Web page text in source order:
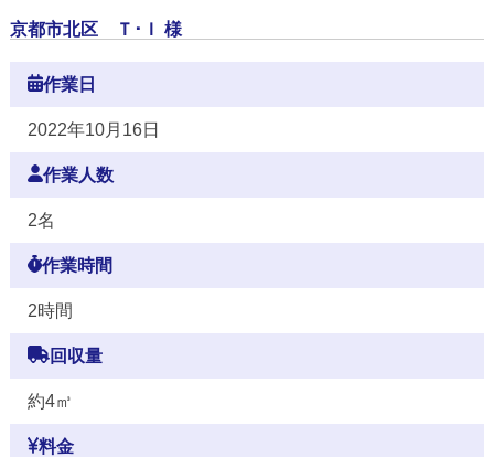
京都市北区 Ｔ･Ｉ 様
作業日
2022年10月16日
作業人数
2名
作業時間
2時間
回収量
約4㎥
料金